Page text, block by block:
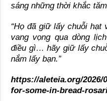
sáng những thời khắc
“Họ đã giữ lấy chuỗi hạt
vang vọng qua dòng
điều gì… hãy giữ lấy
nắm lấy bạn.”
https://aleteia.org/2026/
for-some-in-bread-